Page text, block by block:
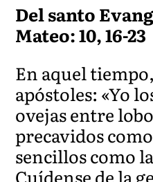
Del santo
Mateo: 10, 16-23
En aquel
apóstoles: «Yo
ovejas entre
precavidos
sencillos como
Cuídense de la